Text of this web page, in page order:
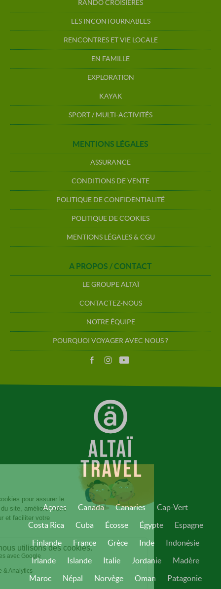
RANDO CROISIÈRES
LES INCONTOURNABLES
RENCONTRES ET VIE LOCALE
EN FAMILLE
EXPLORATION
KAYAK
SPORT / MULTI-ACTIVITÉS
MENTIONS LÉGALES
ASSURANCE
CONDITIONS DE VENTE
POLITIQUE DE CONFIDENTIALITÉ
POLITIQUE DE COOKIES
MENTIONS LÉGALES & CGU
A PROPOS / CONTACT
LE GROUPE ALTAÏ
CONTACTEZ-NOUS
NOTRE ÉQUIPE
POURQUOI VOYAGER AVEC NOUS ?
Açores Canada Canaries
Cap-Vert
Costa Rica
Cuba Écosse Égypte
Espagne
Finlande
France Grèce Inde
Indonésie
Irlande
Islande Italie Jordanie
Madère
Maroc
Népal Norvège Oman Patagonie